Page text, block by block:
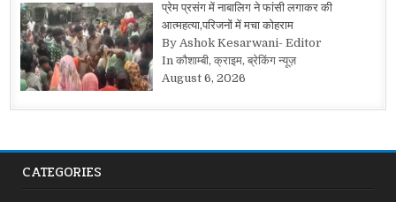
प्रेम प्रसंग में नाबालिग ने फांसी लगाकर की
आत्महत्या,परिजनों में मचा कोहराम
By Ashok Kesarwani- Editor
In कौशाम्बी, क्राइम, ब्रेकिंग न्यूज़
August 6, 2026
CATEGORIES